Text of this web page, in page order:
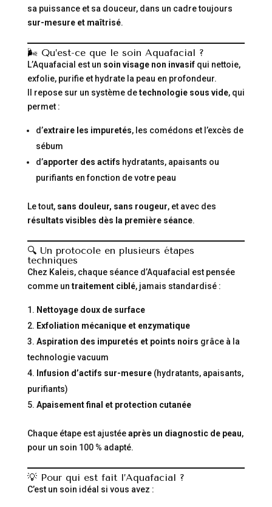
sa puissance et sa douceur, dans un cadre toujours
sur-mesure et maîtrisé.
🌬️ Qu’est-ce que le soin Aquafacial ?
L’Aquafacial est un soin visage non invasifqui nettoie,
exfolie, purifie et hydrate la peau en profondeur.
Il repose sur un système detechnologie sous vide, qui
permet :
d’extraire les impuretés, les comédons et l’excès de
sébum
d’apporter des actifs hydratants, apaisants ou
purifiants en fonction de votre peau
Le tout, sans douleur, sans rougeur, et avec des
résultats visibles dès la première séance.
🔍 Un protocole en plusieurs étapes
techniques
Chez Kaleis, chaque séance d’Aquafacial est pensée
comme un traitement ciblé, jamais standardisé :
Nettoyage doux de surface
Exfoliation mécanique et enzymatique
Aspiration des impuretés et points noirs grâce à la
technologie vacuum
Infusion d’actifs sur-mesure(hydratants, apaisants,
purifiants)
Apaisement final et protection cutanée
Chaque étape est ajustéeaprès un diagnostic de peau,
pour un soin 100 % adapté.
💡 Pour qui est fait l’Aquafacial ?
C’est un soin idéal si vous avez :